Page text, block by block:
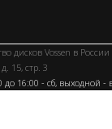
дисков Vossen в России
15, стр. 3
до 16:00 - сб, выходной -